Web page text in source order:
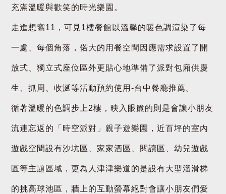
充滿溫暖與歡笑的時光樂園。
走進想窩11，可見1樓餐館以溫馨的暖色調渲染了每
一處、每個角落，偌大的用餐空間因應需求設置了開
放式、獨立式座位區外更貼心地準備了派對包廂供慶
生、抓周、收涎等活動預約使用-台中餐廳推薦。
循著溫暖的色調步上2樓，映入眼簾的則是會讓小朋友
流連忘返的「時空派對」親子遊樂園，近百坪的室內
遊戲空間設有沙坑區、家家酒區、閱讀區、幼兒遊戲
區等主題區域，更為人津津樂道的是設有大型溜滑梯
的挑高球池區，牆上的互動螢幕絕對會讓小朋友們愛